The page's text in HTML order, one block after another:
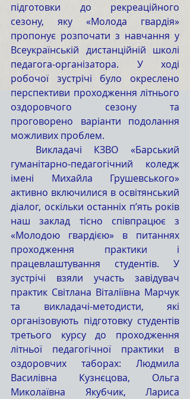
підготовки до рекреаційного
сезону, яку «Молода гвардія»
пропонує розпочати з навчання у
Всеукраїнській дистанційній школі
педагога-організатора. У ході
робочої зустрічі було окреслено
перспективи проходження літнього
оздоровчого сезону та
проговорено варіанти подолання
можливих проблем.
гуманітарно-педагогічний коледж
імені Михайла Грушевського»
активно включилися в освітянський
діалог, оскільки останніх п’ять років
наш заклад тісно співпрацює з
«Молодою гвардією» в питаннях
проходження практики і
працевлаштування студентів. У
зустрічі взяли участь завідувач
практик Світлана Віталіївна Марчук
та викладачі-методисти, які
організовують підготовку студентів
третього курсу до проходження
літньої педагогічної практики в
оздоровчих таборах: Людмила
Василівна Кузнєцова, Ольга
Миколаївна Якубчик, Лариса